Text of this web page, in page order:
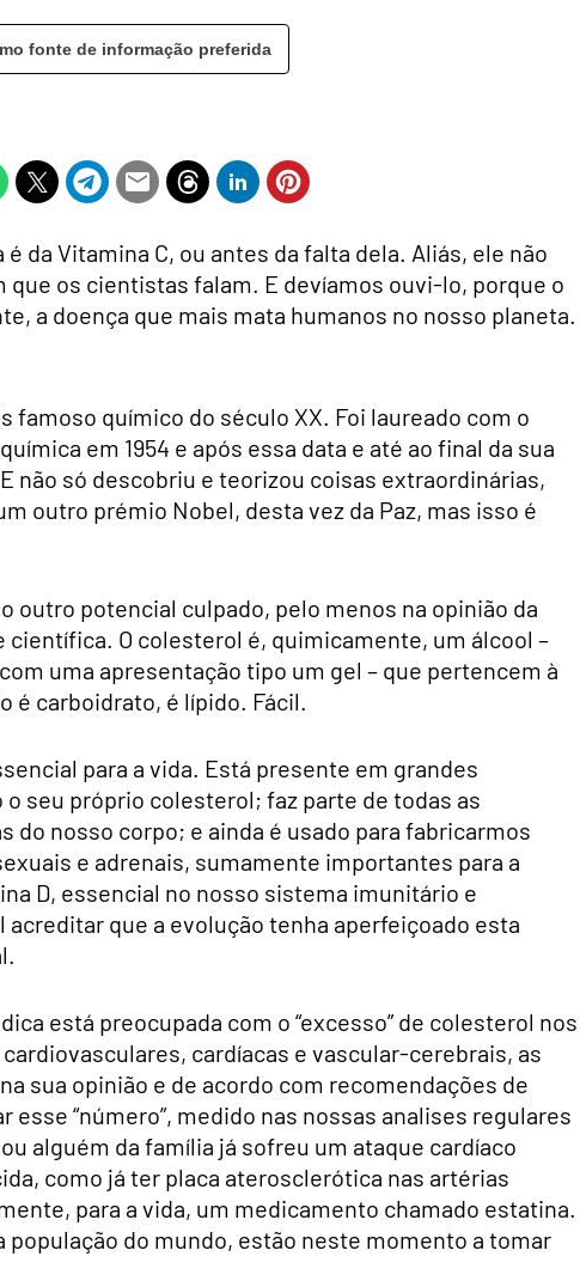
fonte de informação preferida
da Vitamina C, ou antes da falta dela. Aliás, ele não
que os cientistas falam. E devíamos ouvi-lo, porque o
a doença que mais mata humanos no nosso planeta.
famoso químico do século XX. Foi laureado com o
em 1954 e após essa data e até ao final da sua
não só descobriu e teorizou coisas extraordinárias,
outro prémio Nobel, desta vez da Paz, mas isso é
outro potencial culpado, pelo menos na opinião da
O colesterol é, quimicamente, um álcool –
uma apresentação tipo um gel – que pertencem à
é carboidrato, é lípido. Fácil.
para a vida. Está presente em grandes
seu próprio colesterol; faz parte de todas as
do nosso corpo; e ainda é usado para fabricarmos
e adrenais, sumamente importantes para a
D, essencial no nosso sistema imunitário e
que a evolução tenha aperfeiçoado esta
está preocupada com o “excesso” de colesterol nos
cardíacas e vascular-cerebrais, as
sua opinião e de acordo com recomendações de
“número”, medido nas nossas analises regulares
alguém da família já sofreu um ataque cardíaco
como já ter placa aterosclerótica nas artérias
para a vida, um medicamento chamado estatina.
população do mundo, estão neste momento a tomar